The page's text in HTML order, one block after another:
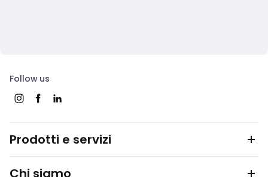
Follow us
Prodotti e servizi
Chi siamo